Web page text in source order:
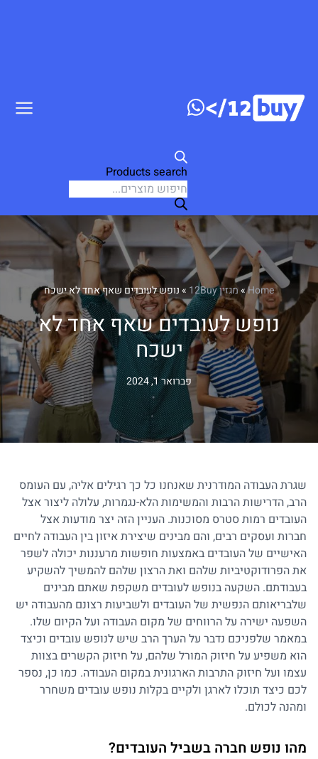
Products search
Home
»מגזין 12Buy »נופש לעובדים שאף אחד לא ישכח
נופש לעובדים שאף אחד לא
ישכח
פברואר 1, 2024
שגרת העבודה המודרנית שאנחנו כל כך רגילים אליה, עם העומס
הרב, הדרישות הרבות והמשימות הלא-נגמרות, עלולה ליצור אצל
העובדים רמות סטרס מסוכנות. העניין הזה יצר מודעות אצל
חברות ועסקים רבים, והם מבינים שיצירת איזון בין העבודה לחיים
האישיים של העובדים באמצעות חופשות מרעננות יכולה לשפר
את הפרודוקטיביות שלהם ואת הרצון שלהם להמשיך להשקיע
בעבודתם. השקעה בנופש לעובדים משקפת שאתם מבינים
שלבריאותם הנפשית של העובדים ולשביעות רצונם מהעבודה יש
השפעה ישירה על הרווחים של מקום העבודה ועל הקיום שלו.
במאמר שלפניכם נדבר על הערך הרב שיש לנופש עובדים וכיצד
הוא משפיע על חיזוק המורל שלהם, על חיזוק הקשרים בצוות
עצמו ועל חיזוק התרבות הארגונית במקום העבודה. כמו כן, נספר
לכם כיצד תוכלו לארגן ולקיים בקלות נופש עובדים משחרר
ומהנה לכולם.
מהו נופש חברה בשביל העובדים?